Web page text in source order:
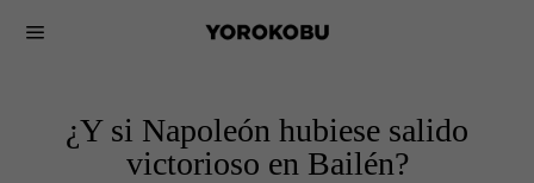
¿Y si Napoleón hubiese salido
victorioso en Bailén?